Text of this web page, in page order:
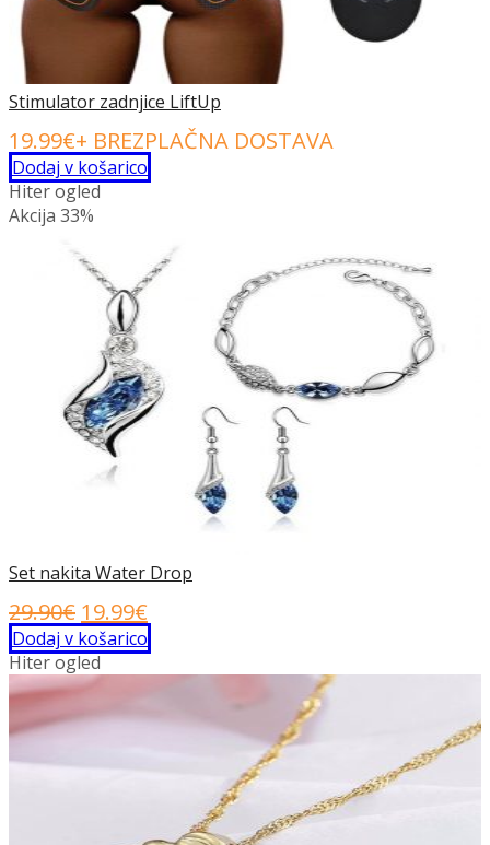
Stimulator zadnjice LiftUp
19.99€+ BREZPLAČNA DOSTAVA
Dodaj v košarico
Hiter ogled
Akcija 33%
Set nakita Water Drop
29.90€ Izvirna
cena
je
29.90€.
19.99€
cena
je:
Dodaj v košarico
Hiter ogled